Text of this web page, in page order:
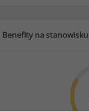
Benefity na